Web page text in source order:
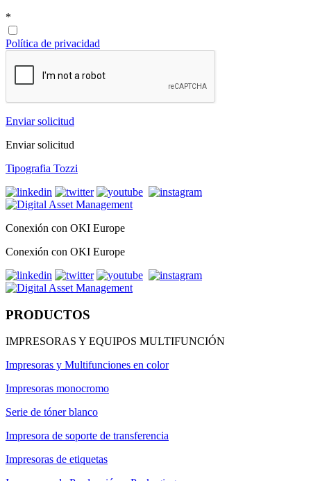
*
Política de privacidad
Enviar solicitud
Enviar solicitud
Tipografia Tozzi
Conexión con OKI Europe
Conexión con OKI Europe
PRODUCTOS
IMPRESORAS Y EQUIPOS MULTIFUNCIÓN
Impresoras y Multifunciones en color
Impresoras monocromo
Serie de tóner blanco
Impresora de soporte de transferencia
Impresoras de etiquetas